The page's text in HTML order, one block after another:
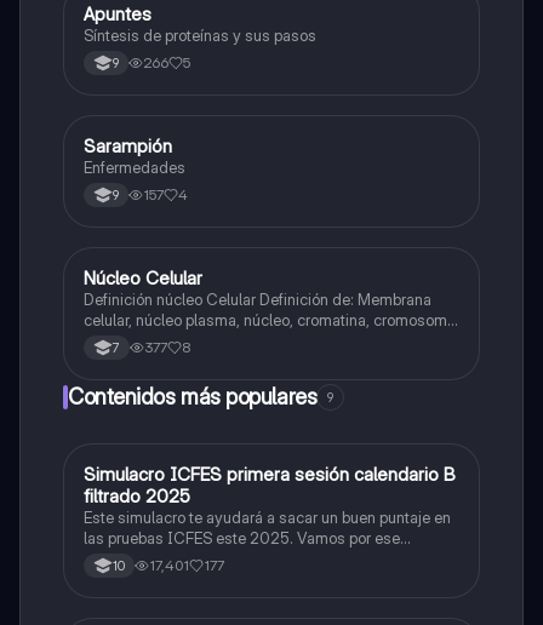
Biologia
Apuntes
Síntesis de proteínas y sus pasos
9 266 5
Biologia
Sarampión
Enfermedades
9 157 4
Biologia
Núcleo Celular
Definición núcleo Celular Definición de: Membrana
celular, núcleo plasma, núcleo, cromatina, cromosoma
Interfase Fases de la interfase
7 377 8
Contenidos más populares 9
ICFES: Matemáticas
Simulacro ICFES primera sesión calendario B
filtrado 2025
Este simulacro te ayudará a sacar un buen puntaje en
las pruebas ICFES este 2025. Vamos por ese
500/500. Y poder ser admitido en la universidad que
quieras, estudiar la carrera que quieres y no la que te
10 17,401 177